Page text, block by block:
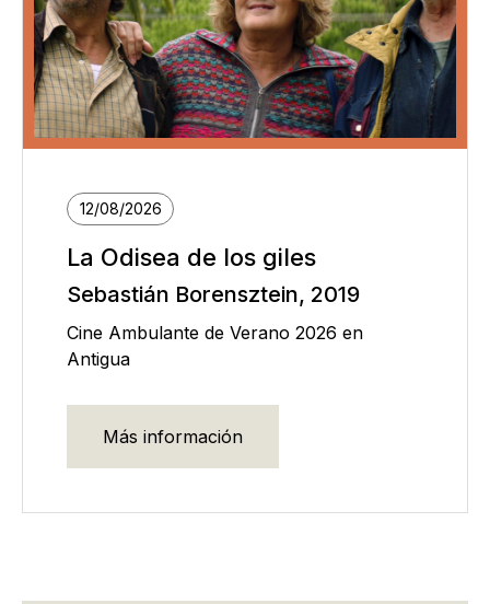
12/08/2026
La Odisea de los giles
Sebastián Borensztein, 2019
Cine Ambulante de Verano 2026 en
Antigua
Más información